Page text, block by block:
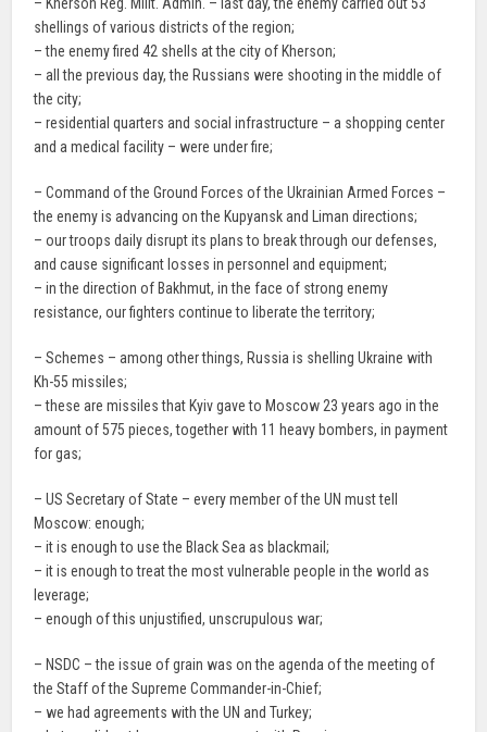
– Kherson Reg. Milit. Admin. – last day, the enemy carried out 53
shellings of various districts of the region;
– the enemy fired 42 shells at the city of Kherson;
– all the previous day, the Russians were shooting in the middle of
the city;
– residential quarters and social infrastructure – a shopping center
and a medical facility – were under fire;
– Command of the Ground Forces of the Ukrainian Armed Forces –
the enemy is advancing on the Kupyansk and Liman directions;
– our troops daily disrupt its plans to break through our defenses,
and cause significant losses in personnel and equipment;
– in the direction of Bakhmut, in the face of strong enemy
resistance, our fighters continue to liberate the territory;
– Schemes – among other things, Russia is shelling Ukraine with
Kh-55 missiles;
– these are missiles that Kyiv gave to Moscow 23 years ago in the
amount of 575 pieces, together with 11 heavy bombers, in payment
for gas;
– US Secretary of State – every member of the UN must tell
Moscow: enough;
– it is enough to use the Black Sea as blackmail;
– it is enough to treat the most vulnerable people in the world as
leverage;
– enough of this unjustified, unscrupulous war;
– NSDC – the issue of grain was on the agenda of the meeting of
the Staff of the Supreme Commander-in-Chief;
– we had agreements with the UN and Turkey;